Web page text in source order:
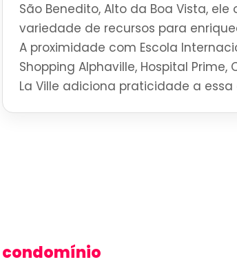
São Benedito, Alto da Boa Vista,
variedade de recursos para
A proximidade com Escola
Shopping Alphaville, Hospital Prime,
La Ville adiciona praticidade a essa
condomínio